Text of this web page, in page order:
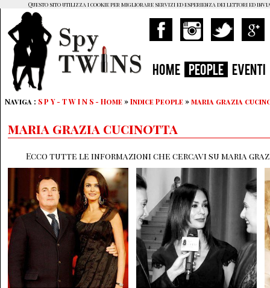
HOME PEOPLE EVENTI
Naviga : S P Y - T W I N S - Home »Indice People »maria grazia
maria grazia cucinotta
Ecco tutte le informazioni che cercavi su maria
Questo sito utilizza i cookie per migliorare servizi ed esperienza dei lettori ed